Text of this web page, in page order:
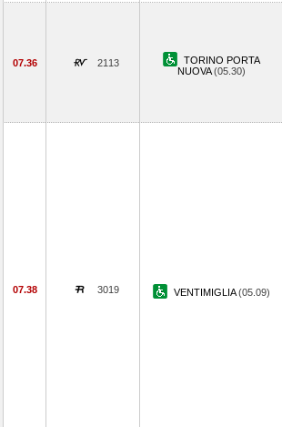
07.36 2113
TORINO PORTA
NUOVA(05.30)
07.38 3019 VENTIMIGLIA(05.09)